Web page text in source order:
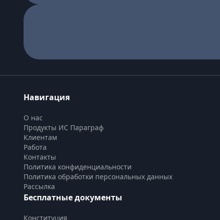
Навигация
О нас
Продукты ИС Параграф
Клиентам
Работа
Контакты
Политика конфиденциальности
Политика обработки персональных данных
Рассылка
Бесплатные документы
Конституция